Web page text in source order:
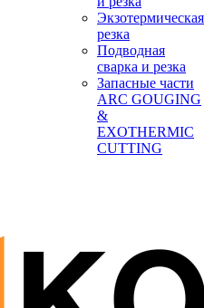
Экзотермическая
резка
Подводная
сварка и резка
Запасные части
ARC GOUGING
&
EXOTHERMIC
CUTTING